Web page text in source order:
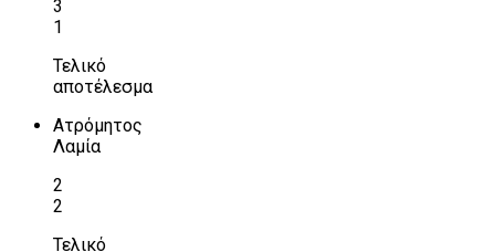
3
1
Τελικό
αποτέλεσμα
Ατρόμητος
Λαμία
2
2
Τελικό